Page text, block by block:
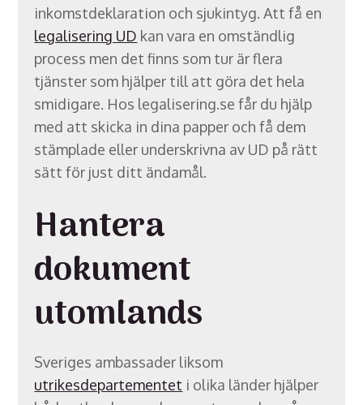
inkomstdeklaration och sjukintyg. Att få en
legalisering UD kan vara en omständlig
process men det finns som tur är flera
tjänster som hjälper till att göra det hela
smidigare. Hos legalisering.se får du hjälp
med att skicka in dina papper och få dem
stämplade eller underskrivna av UD på rätt
sätt för just ditt ändamål.
Hantera
dokument
utomlands
Sveriges ambassader liksom
utrikesdepartementet i olika länder hjälper